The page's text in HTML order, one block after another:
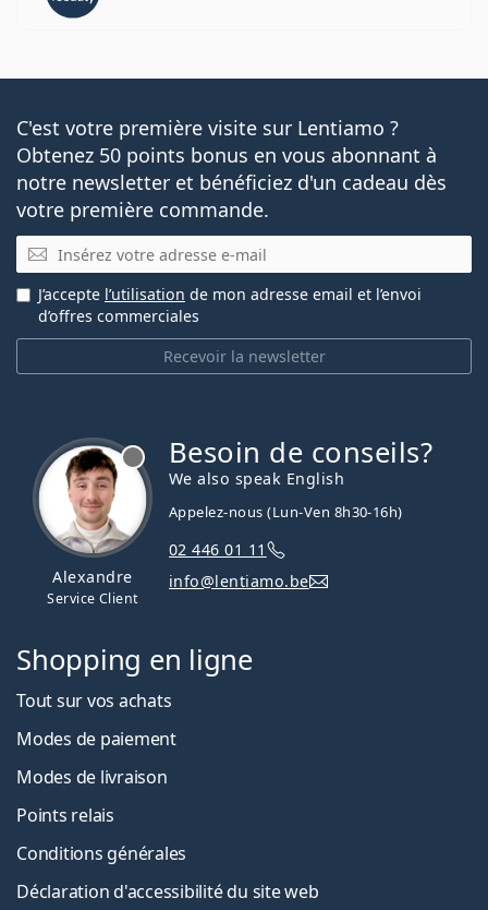
C'est votre première visite sur Lentiamo ?
Obtenez 50 points bonus en vous abonnant à
notre newsletter et bénéficiez d'un cadeau dès
votre première commande.
E-mail
Recevoir la newsletter
J’accepte l’utilisation de mon adresse email et l’envoi
d’offres commerciales
Alexandre
Service Client
Besoin de conseils?
We also speak English
Appelez-nous (Lun-Ven 8h30-16h)
02 446 01 11
info@lentiamo.be
Shopping en ligne
Tout sur vos achats
Modes de paiement
Modes de livraison
Points relais
Conditions générales
Déclaration d'accessibilité du site web